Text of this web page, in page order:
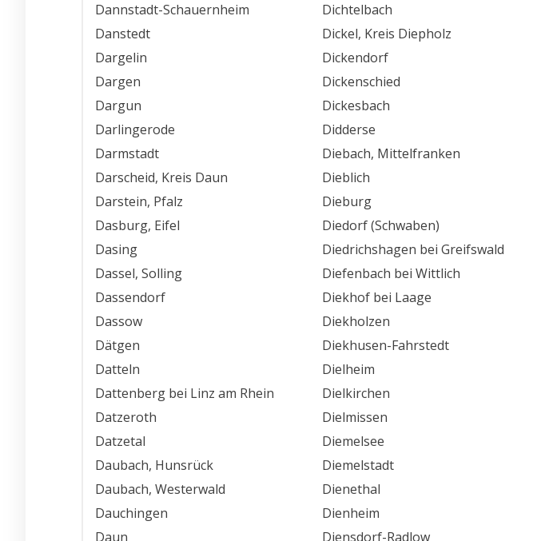
Dannstadt-Schauernheim
Danstedt
Dargelin
Dargen
Dargun
Darlingerode
Darmstadt
Darscheid, Kreis Daun
Darstein, Pfalz
Dasburg, Eifel
Dasing
Dassel, Solling
Dassendorf
Dassow
Dätgen
Datteln
Dattenberg bei Linz am Rhein
Datzeroth
Datzetal
Daubach, Hunsrück
Daubach, Westerwald
Dauchingen
Daun
Dichtelbach
Dickel, Kreis Diepholz
Dickendorf
Dickenschied
Dickesbach
Didderse
Diebach, Mittelfranken
Dieblich
Dieburg
Diedorf (Schwaben)
Diedrichshagen bei Greifswald
Diefenbach bei Wittlich
Diekhof bei Laage
Diekholzen
Diekhusen-Fahrstedt
Dielheim
Dielkirchen
Dielmissen
Diemelsee
Diemelstadt
Dienethal
Dienheim
Diensdorf-Radlow